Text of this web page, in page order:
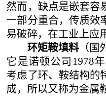
然而，缺点是嵌套容
一部分重合，传质效
易破碎，在工业上应
环矩鞍填料（国
它是诺顿公司 1978
考虑了环、鞍结构的
成，所以又称为金属